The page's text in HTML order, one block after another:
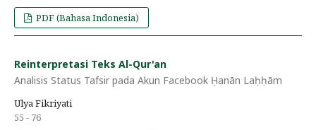
PDF (Bahasa Indonesia)
Reinterpretasi Teks Al-Qur'an
Analisis Status Tafsir pada Akun Facebook Ḥanān Laḥḥām
Ulya Fikriyati
55 - 76